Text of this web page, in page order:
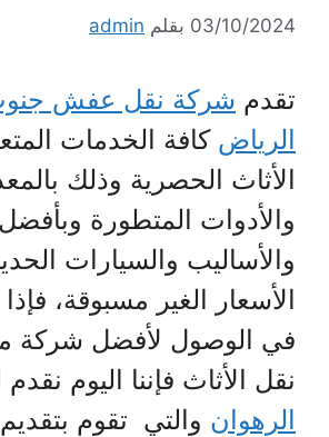
03/10/2024 بقلم admin
تقدم شركة نقل عفش
الرياض كافة الخدمات
الأثاث الحصرية وذلك
والأدوات المتطورة
والأساليب والسيارات
الأسعار الغير مسبوقة،
في الوصول لأفضل شركة
نقل الأثاث فإننا اليوم
الرهوان والتي تقوم